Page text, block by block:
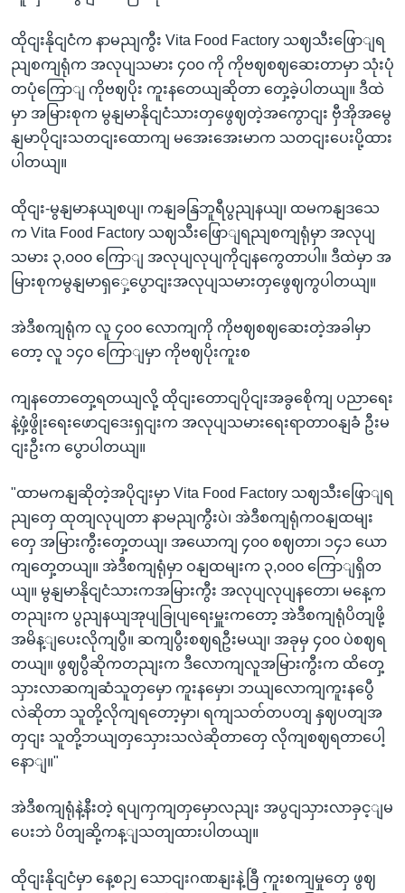
ထိုငျးနိုငျငံက နာမညျကွီး Vita Food Factory သဈသီးဖြောျရ
ညျစကျရုံက အလုပျသမား ၄၀၀ ကို ကိုဗဈစဈဆေးတာမှာ သုံးပုံ
တပုံကြောျ ကိုဗဈပိုး ကူးနတေယျဆိုတာ တှေ့ခဲ့ပါတယျ။ ဒီထဲ
မှာ အမြားစုက မွနျမာနိုငျငံသားတှဖွေဈတဲ့အကွောငျး ဗှီအိုအမွေ
နျမာပိုငျးသတငျးထောကျ မအေးအေးမာက သတငျးပေးပို့ထား
ပါတယျ။
ထိုငျး-မွနျမာနယျစပျ၊ ကနျခနြဘူရီပွညျနယျ၊ ထမကနျဒသေ
က Vita Food Factory သဈသီးဖြောျရညျစကျရုံမှာ အလုပျ
သမား ၃,၀၀၀ ကြောျ အလုပျလုပျကိုငျနကွေတာပါ။ ဒီထဲမှာ အ
မြားစုကမွနျမာရှှေ့ပွောငျးအလုပျသမားတှဖွေဈကွပါတယျ။
အဲဒီစကျရုံက လူ ၄၀၀ လောကျကို ကိုဗဈစဈဆေးတဲ့အခါမှာ
တော့ လူ ၁၄၀ ကြောျမှာ ကိုဗဈပိုးကူးစ
ကျနတောတှေ့ရတယျလို့ ထိုငျးတောငျပိုငျးအခွစေိုကျ ပညာရေး
နဲ့ဖှံ့ဖွိုးရေးဖောငျဒေးရှငျးက အလုပျသမားရေးရာတာဝနျခံ ဦးမ
ငျးဦးက ပွောပါတယျ။
"ထာမကနျဆိုတဲ့အပိုငျးမှာ Vita Food Factory သဈသီးဖြောျရ
ညျတှေ ထုတျလုပျတာ နာမညျကွီးပဲ၊ အဲဒီစကျရုံကဝနျထမျး
တှေ အမြားကွီးတှေ့တယျ၊ အယောကျ ၄၀၀ စဈတာ၊ ၁၄၁ ယော
ကျတှေ့တယျ။ အဲဒီစကျရုံမှာ ဝနျထမျးက ၃,၀၀၀ ကြောျရှိတ
ယျ။ မွနျမာနိုငျငံသားကအမြားကွီး အလုပျလုပျနတော၊ မနေ့က
တညျးက ပွညျနယျအုပျခြုပျရေးမှူးကတော့ အဲဒီစကျရုံပိတျဖို့
အမိန့ျပေးလိုကျပွီ။ ဆကျပွီးစဈရဦးမယျ၊ အခုမှ ၄၀၀ ပဲစဈရ
တယျ။ ဖွဈပွီဆိုကတညျးက ဒီလောကျလူအမြားကွီးက ထိတှေ့
သှားလာဆကျဆံသူတှမှော ကူးနမှော၊ ဘယျလောကျကူးနပွေီ
လဲဆိုတာ သူတို့လိုကျရတော့မှာ၊ ရကျသတ်တပတျ နှဈပတျအ
တှငျး သူတို့ဘယျတှသှေားသလဲဆိုတာတှေ လိုကျစဈရတာပေါ့
နောျ။"
အဲဒီစကျရုံနဲ့နီးတဲ့ ရပျကှကျတှမှောလညျး အပွငျသှားလာခှင့ျမ
ပေးဘဲ ပိတျဆို့ကန့ျသတျထားပါတယျ။
ထိုငျးနိုငျငံမှာ နေ့စဉျ သောငျးဂဏနျးနဲ့ခြီ ကူးစကျမှုတှေ ဖွဈ